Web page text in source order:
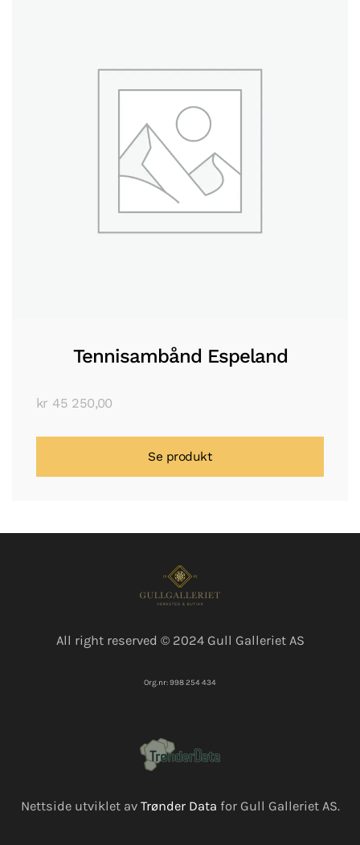
Tennisambånd Espeland
kr 45 250,00
Se produkt
All right reserved © 2024 Gull Galleriet AS
Org.nr: 998 254 434
Nettside utviklet av Trønder Data for Gull Galleriet AS.